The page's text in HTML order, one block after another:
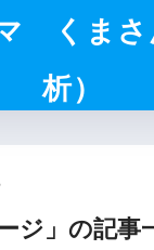
くまさ
析）
ジ」の記事